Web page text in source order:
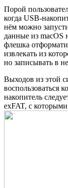
Порой
когда USB-
нём можно
данные из macOS
флешка
извлекать из
но записывать в
Выходов из этой
воспользоваться
накопитель
exFAT, с